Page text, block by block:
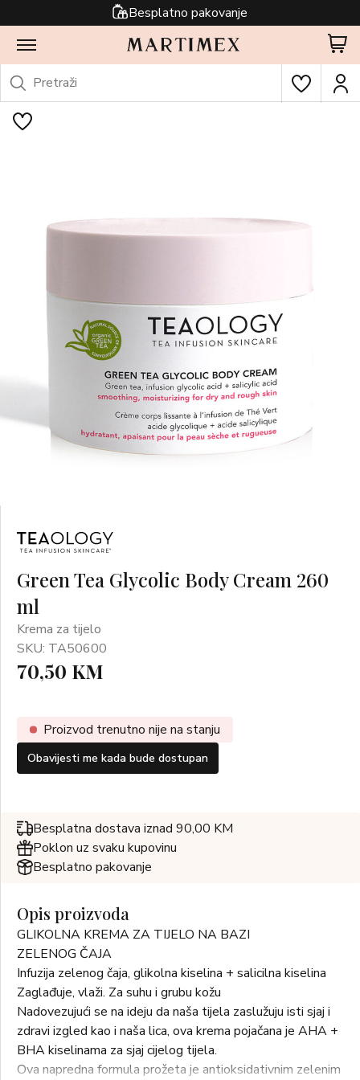
Besplatno pakovanje
Green Tea Glycolic Body Cream 260
ml
Krema za tijelo
SKU: TA50600
70,50 KM
Proizvod trenutno nije na stanju
Obavijesti me kada bude dostupan
Besplatna dostava iznad 90,00 KM
Poklon uz svaku kupovinu
Besplatno pakovanje
Opis proizvoda
GLIKOLNA KREMA ZA TIJELO NA BAZI
ZELENOG ČAJA
Infuzija zelenog čaja, glikolna kiselina + salicilna kiselina
Zaglađuje, vlaži. Za suhu i grubu kožu
Nadovezujući se na ideju da naša tijela zaslužuju isti sjaj i
zdravi izgled kao i naša lica, ova krema pojačana je AHA +
BHA kiselinama za sjaj cijelog tijela.
Ova napredna formula prožeta je antioksidativnim zelenim